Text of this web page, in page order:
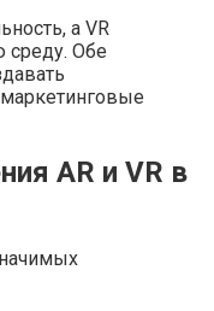
а VR
среду. Обе
AR и VR в